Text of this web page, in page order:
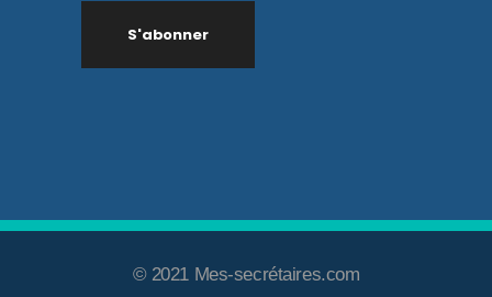
© 2021 Mes-secrétaires.com